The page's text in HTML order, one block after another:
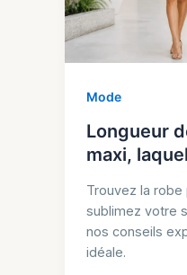
Mode
Longueur
maxi,
Trouvez la robe
sublimez votre
nos conseils
idéale.